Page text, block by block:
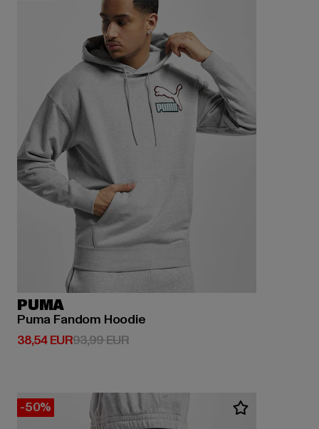
PUMA
Puma Fandom Hoodie
38,54 EUR
Derzeitiger Preis: 38,54 EUR
93,99 EURAktionspreis: 93,99 EUR
-50%